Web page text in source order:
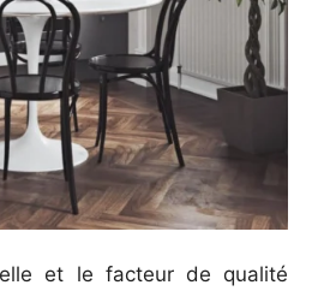
et le facteur de qualité